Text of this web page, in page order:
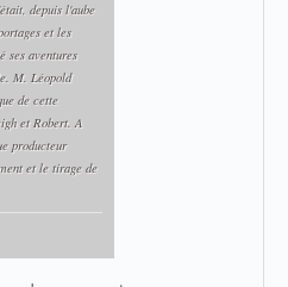
depuis l'aube
et les
ses aventures
. M. Léopold
de cette
et Robert. A
producteur
et le tirage de